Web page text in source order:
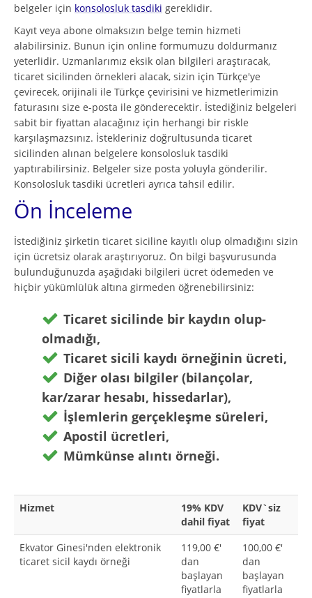
belgeler için konsolosluk tasdiki gereklidir.
Kayıt veya abone olmaksızın belge temin hizmeti
alabilirsiniz. Bunun için online formumuzu doldurmanız
yeterlidir. Uzmanlarımız eksik olan bilgileri araştıracak,
ticaret sicilinden örnekleri alacak, sizin için Türkçe'ye
çevirecek, orijinali ile Türkçe çevirisini ve hizmetlerimizin
faturasını size e-posta ile gönderecektir. İstediğiniz belgeleri
sabit bir fiyattan alacağınız için herhangi bir riskle
karşılaşmazsınız. İstekleriniz doğrultusunda ticaret
sicilinden alınan belgelere konsolosluk tasdiki
yaptırabilirsiniz. Belgeler size posta yoluyla gönderilir.
Konsolosluk tasdiki ücretleri ayrıca tahsil edilir.
Ön İnceleme
İstediğiniz şirketin ticaret siciline kayıtlı olup olmadığını sizin
için ücretsiz olarak araştırıyoruz. Ön bilgi başvurusunda
bulunduğunuzda aşağıdaki bilgileri ücret ödemeden ve
hiçbir yükümlülük altına girmeden öğrenebilirsiniz:
Ticaret sicilinde bir kaydın olup-
olmadığı,
Ticaret sicili kaydı örneğinin ücreti,
Diğer olası bilgiler (bilançolar,
kar/zarar hesabı, hissedarlar),
İşlemlerin gerçekleşme süreleri,
Apostil ücretleri,
Mümkünse alıntı örneği.
Hizmet
19% KDV
dahil fiyat
KDV`siz
fiyat
Ekvator Ginesi'nden elektronik
ticaret sicil kaydı örneği
119,00 €'
dan
başlayan
fiyatlarla
100,00 €'
dan
başlayan
fiyatlarla